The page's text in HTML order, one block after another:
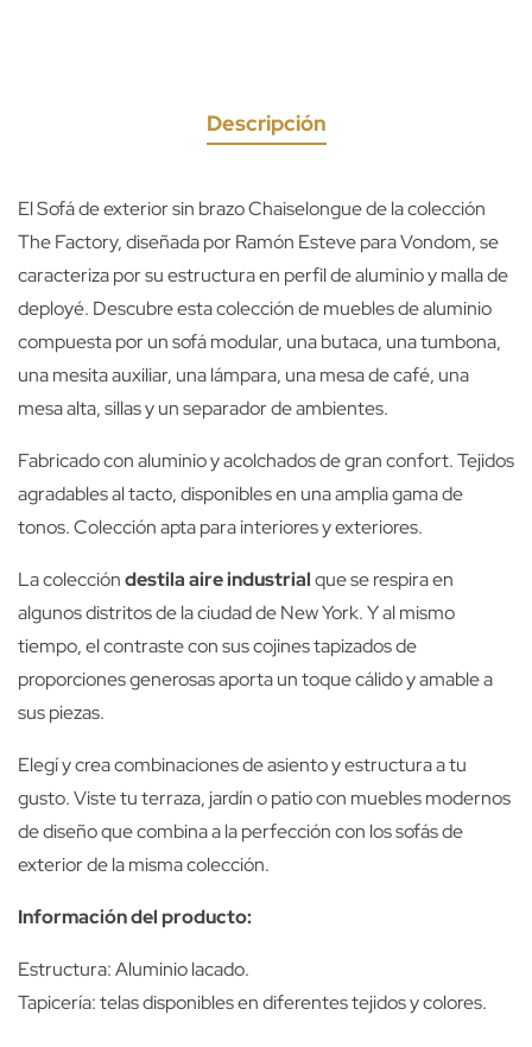
Descripción
El Sofá de exterior sin brazo Chaiselongue de la colección
The Factory, diseñada por Ramón Esteve para Vondom, se
caracteriza por su estructura en perfil de aluminio y malla de
deployé. Descubre esta colección de muebles de aluminio
compuesta por un sofá modular, una butaca, una tumbona,
una mesita auxiliar, una lámpara, una mesa de café, una
mesa alta, sillas y un separador de ambientes.
Fabricado con aluminio y acolchados de gran confort. Tejidos
agradables al tacto, disponibles en una amplia gama de
tonos. Colección apta para interiores y exteriores.
La coleccióndestila aire industrialque se respira en
algunos distritos de la ciudad de New York. Y al mismo
tiempo, el contraste con sus cojines tapizados de
proporciones generosas aporta un toque cálido y amable a
sus piezas.
Elegí y crea combinaciones de asiento y estructura a tu
gusto. Viste tu terraza, jardín o patio con muebles modernos
de diseño que combina a la perfección con los sofás de
exterior de la misma colección.
Información del producto:
Estructura: Aluminio lacado.
Tapicería: telas disponibles en diferentes tejidos y colores.